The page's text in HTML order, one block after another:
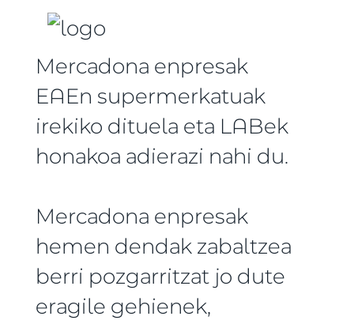
Mercadona enpresak
EAEn supermerkatuak
irekiko dituela eta LABek
honakoa adierazi nahi du.
Mercadona enpresak
hemen dendak zabaltzea
berri pozgarritzat jo dute
eragile gehienek,